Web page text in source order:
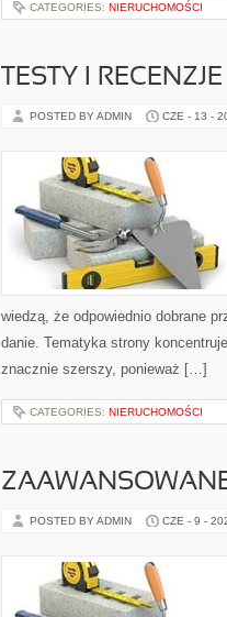
CATEGORIES: NIERUCHOMOŚCI
TESTY I RECENZJE
POSTED BY ADMIN CZE - 13 -
wiedzą, że odpowiednio dobrane
danie. Tematyka strony
znacznie szerszy, ponieważ […]
CATEGORIES: NIERUCHOMOŚCI
POSTED BY ADMIN CZE - 9 -